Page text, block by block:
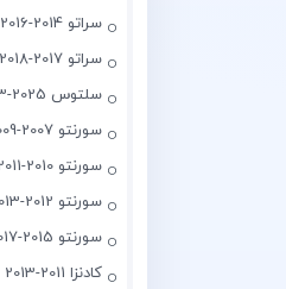
سراتو 2014-2016
سراتو 2017-2018
سلتوس 2025-2023
سورنتو 2007-2009
سورنتو 2010-2011
سورنتو 2012-2013
سورنتو 2015-2017
کادنزا 2011-2013